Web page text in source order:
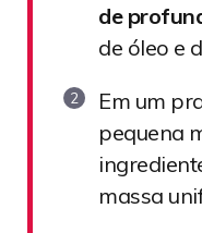
de
de óleo e
Em um
pequena
massa